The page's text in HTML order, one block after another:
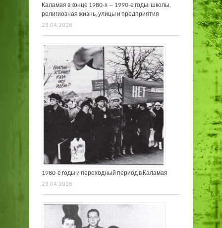
Каламая в конце 1980-х — 1990-е годы: школы,
религиозная жизнь, улицы и предприятия
29.04.2026
1980-е годы и переходный период в Каламая
29.04.2026